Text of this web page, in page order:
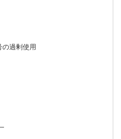
過剰使用